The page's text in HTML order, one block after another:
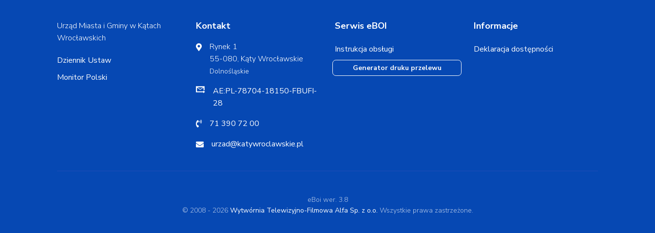
Urząd Miasta i Gminy w Kątach
Wrocławskich
Dziennik Ustaw
Monitor Polski
Kontakt
Rynek 1
55-080, Kąty Wrocławskie
Dolnośląskie
AE:PL-78704-18150-FBUFI-
28
71 390 72 00
urzad@katywroclawskie.pl
Serwis eBOI
Instrukcja obsługi
Generator druku przelewu
Informacje
Deklaracja dostępności
eBoi wer. 3.8
© 2008 - 2026 Wytwórnia Telewizyjno-Filmowa Alfa Sp. z o.o. Wszystkie prawa zastrzeżone.